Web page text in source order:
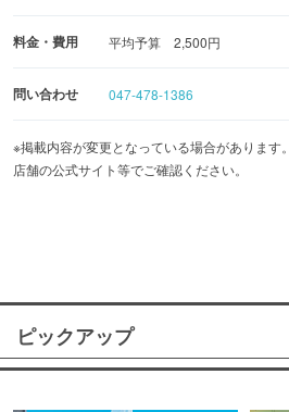
料金・費用 平均予算 2,500円
問い合わせ 047-478-1386
※掲載内容が変更となっている場合があります
店舗の公式サイト等でご確認ください。
ピックアップ